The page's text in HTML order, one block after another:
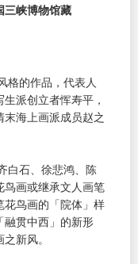
三峡博物馆藏
格的作品，代表人
派创立者恽寿平，
海上画派成员赵之
白石、徐悲鸿、陈
鸟画或继承文人画笔
鸟画的「院体」样
融贯中西」的新形
新风。